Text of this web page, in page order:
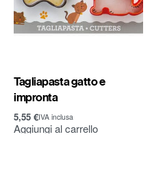
Tagliapasta gatto e
impronta
5,55 €IVA inclusa
Aggiungi al carrello